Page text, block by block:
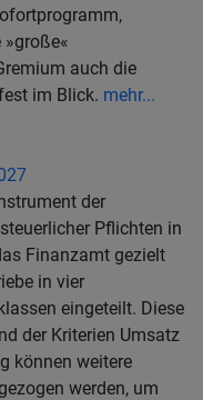
auch die
im Blick. mehr...
der
Pflichten in
Finanzamt gezielt
in vier
eingeteilt. Diese
der Kriterien Umsatz
können weitere
werden, um